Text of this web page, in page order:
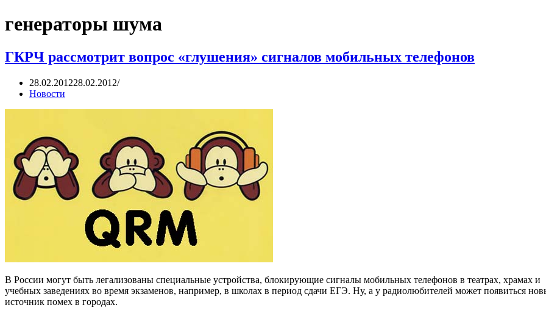
генераторы шума
ГКРЧ рассмотрит вопрос «глушения» сигналов мобильных телефонов
28.02.201228.02.2012
Новости
В России могут быть легализованы специальные устройства, блокирующие сигналы мобильных телефонов в театрах, храмах и
учебных заведениях во время экзаменов, например, в школах в период сдачи ЕГЭ. Ну, а у радиолюбителей может появиться
источник помех в городах.